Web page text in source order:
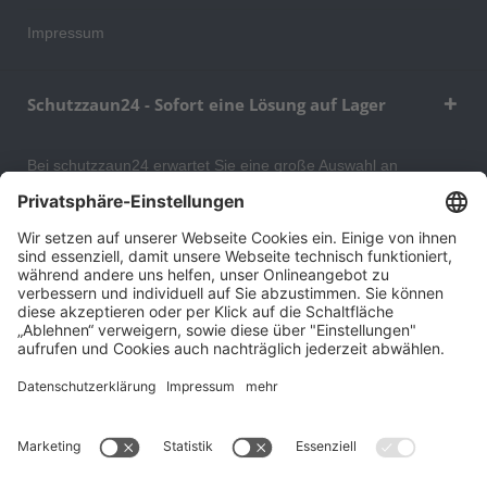
Impressum
Schutzzaun24 - Sofort eine Lösung auf Lager
Bei schutzzaun24 erwartet Sie eine große Auswahl an
Schutzgittern, Schutzeinrichtungen, Absturzsicherungen und
auch Ihr Wohngebäude optimal organisieren und sichern
können. An unserem Versandlager bevorraten wir ein großes
Sortiment von Lagerartikeln, welche innerhalb von 48 Stunden
versandbereit sind.
Cookie-Einstellungen Über uns